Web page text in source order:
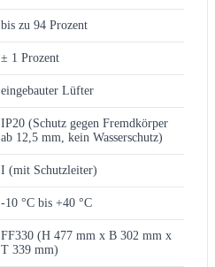
bis zu 94 Prozent
± 1 Prozent
eingebauter Lüfter
IP20 (Schutz gegen Fremdkörper
ab 12,5 mm, kein Wasserschutz)
I (mit Schutzleiter)
-10 °C bis +40 °C
FF330 (H 477 mm x B 302 mm x
T 339 mm)